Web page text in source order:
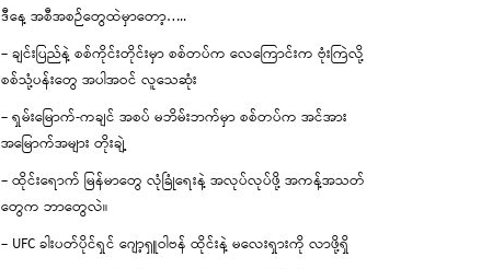
ဒီနေ့ အစီအစဉ်တွေထဲမှာတော့…..
– ချင်းပြည်နဲ့ စစ်ကိုင်းတိုင်းမှာ စစ်တပ်က လေကြောင်းက ဗုံးကြဲလို့
စစ်သုံ့ပန်းတွေ အပါအဝင် လူသေဆုံး
– ရှမ်းမြောက်-ကချင် အစပ် မဘိမ်းဘက်မှာ စစ်တပ်က အင်အား
အမြောက်အများ တိုးချဲ့
– ထိုင်းရောက် မြန်မာတွေ လုံခြုံရေးနဲ့ အလုပ်လုပ်ဖို့ အကန့်အသတ်
တွေက ဘာတွေလဲ။
– UFC ခါးပတ်ပိုင်ရှင် ဂျော့ရှူဝါဗန် ထိုင်းနဲ့ မလေးရှားကို လာဖို့ရှိ